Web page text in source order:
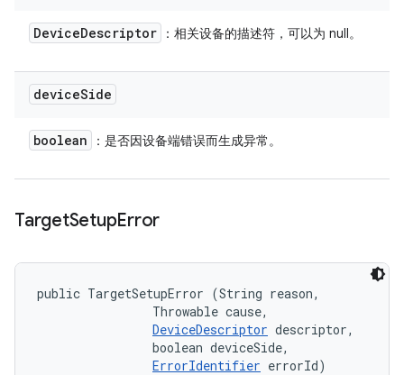
DeviceDescriptor ：相关设备的描述符，可以为 null。
deviceSide
boolean ：是否因设备端错误而生成异常。
TargetSetupError
public TargetSetupError (String reason,
                Throwable cause,
DeviceDescriptor descriptor,
                boolean deviceSide,
ErrorIdentifier errorId)